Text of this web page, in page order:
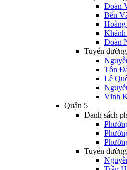
Đoàn
Bến
Đoàn
Tuyến
Tôn
Lê
Vĩnh
Quận 5
Danh sách
Tuyến